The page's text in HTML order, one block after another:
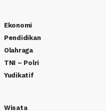
Ekonomi
Pendidikan
Olahraga
TNI – Polri
Yudikatif
Wisata